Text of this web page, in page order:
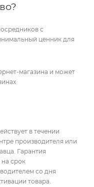
с
ценник для
магазина и может
в течении
производителя или
Гарантия
на срок
со дня
товара.